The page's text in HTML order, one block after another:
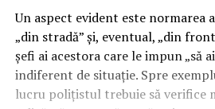
Un aspect evident este
„din stradă” și, eventual, „din
șefi ai acestora care le impun „să
indiferent de situație. Spre
lucru polițistul trebuie să verifice